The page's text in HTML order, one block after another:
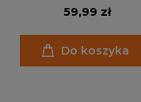
MAGICZNY ŚWIAT 06
59,99 zł
Do koszyka